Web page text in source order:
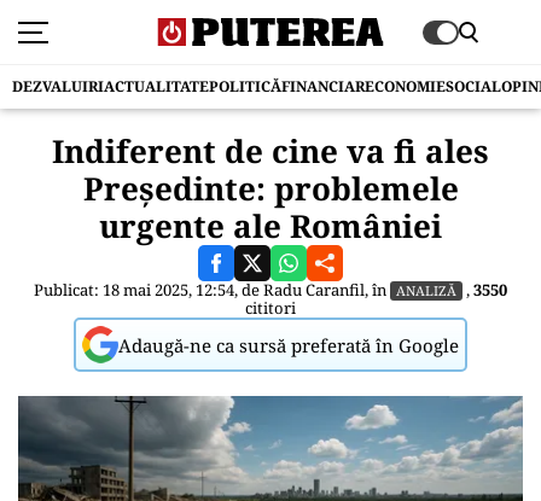
DEZVALUIRIACTUALITATEPOLITICĂFINANCIARECONOMIESOCIAL
Indiferent de cine va fi ales
Președinte: problemele
urgente ale României
Publicat: 18 mai 2025, 12:54, deRadu Caranfil, în ANALIZĂ ,3550
cititori
Adaugă-ne ca sursă preferată în Google